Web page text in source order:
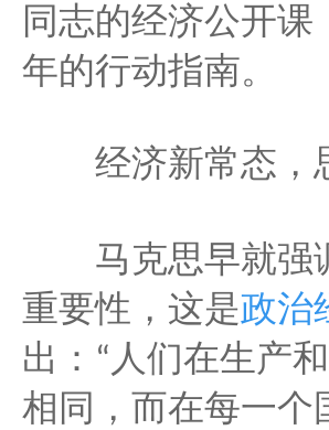
同志的经济公开
年的行动指南。
经济新常态，
马克思早就强
重要性，这是政治
出： “ 人们在生产
相同，而在每一个